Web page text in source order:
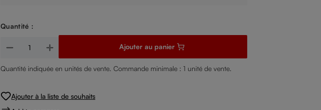
Quantité :
Quantité de produit : Entrez la quantité souhaitée ou utilisez les boutons pour augmenter ou
Ajouter au panier
Quantité indiquée en unités de vente. Commande minimale : 1 unité de vente.
Ajouter à la liste de souhaits